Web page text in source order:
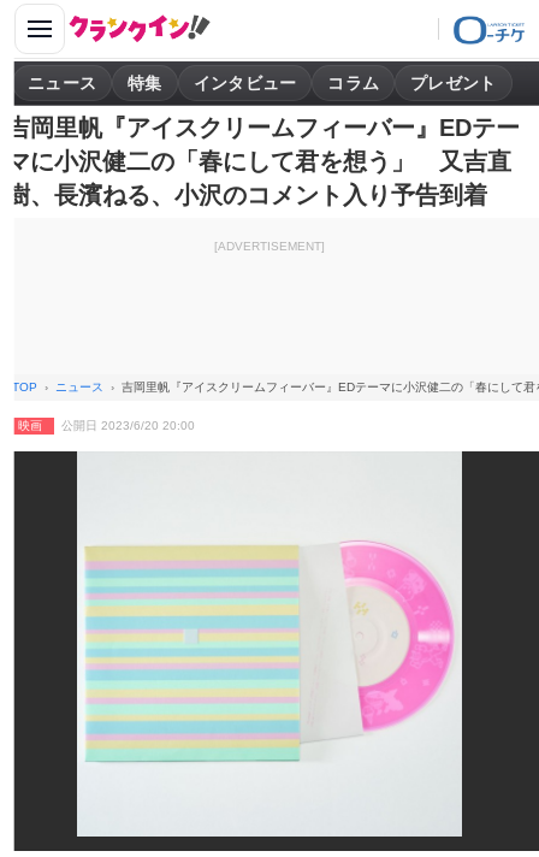
ニュース 特集 インタビュー コラム プレゼント
吉岡里帆『アイスクリームフィーバー』EDテー
マに小沢健二の「春にして君を想う」 又吉直
樹、長濱ねる、小沢のコメント入り予告到着
[ADVERTISEMENT]
TOP ニュース 吉岡里帆『アイスクリームフィーバー』EDテーマに小沢健二の「春にして
映画 公開日 2023/6/20 20:00